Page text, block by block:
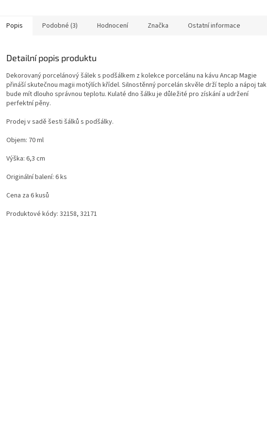
Popis Podobné (3) Hodnocení Značka Ostatní informace
Detailní popis produktu
Dekorovaný porcelánový šálek s podšálkem z kolekce porcelánu na kávu Ancap Magie
přináší skutečnou magii motýlích křídel. Silnostěnný porcelán skvěle drží teplo a nápoj tak
bude mít dlouho správnou teplotu. Kulaté dno šálku je důležité pro získání a udržení
perfektní pěny.
Prodej v sadě šesti šálků s podšálky.
Objem: 70 ml
Výška: 6,3 cm
Originální balení: 6 ks
Cena za 6 kusů
Produktové kódy: 32158, 32171